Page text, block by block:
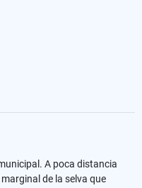
A poca distancia
de la selva que